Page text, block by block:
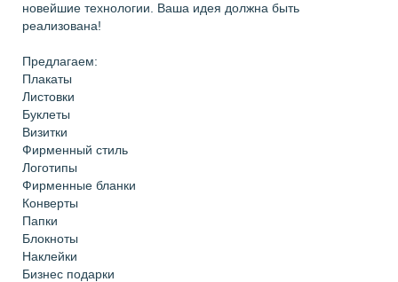
новейшие технологии. Ваша идея должна быть
реализована!
Предлагаем:
Плакаты
Листовки
Буклеты
Визитки
Фирменный стиль
Логотипы
Фирменные бланки
Конверты
Папки
Блокноты
Наклейки
Бизнес подарки